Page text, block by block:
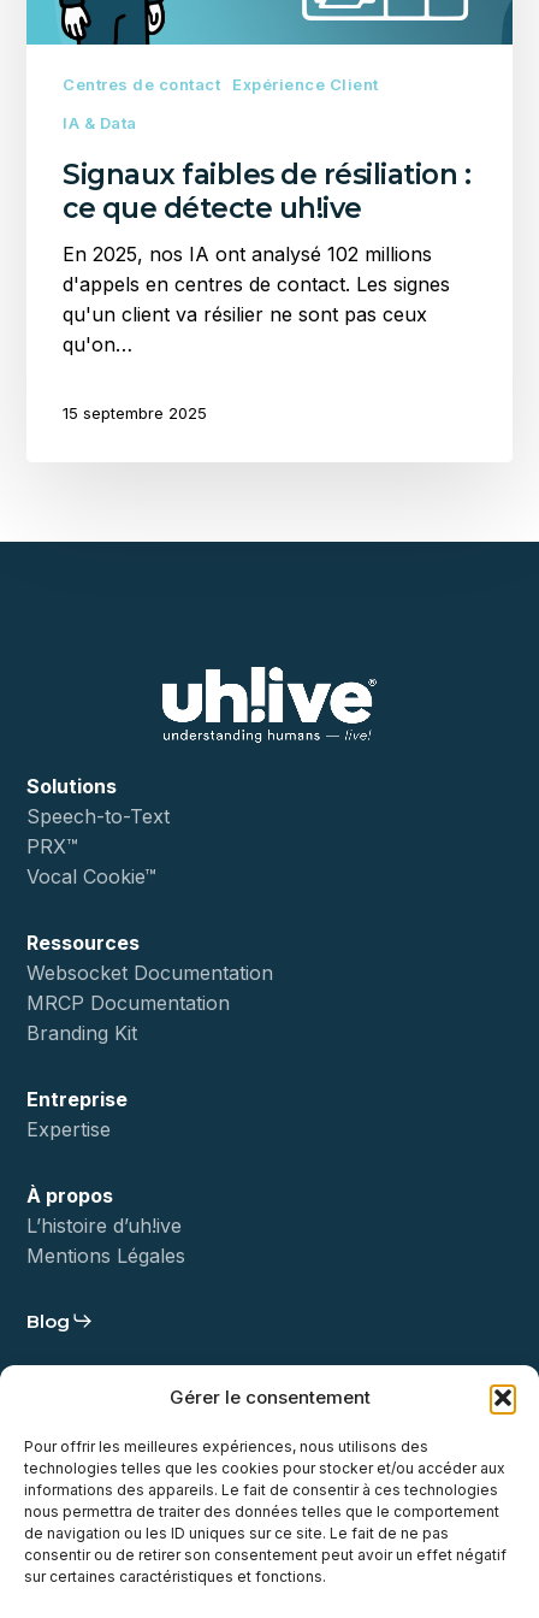
Gérer le consentement
Pour offrir les meilleures expériences, nous utilisons des
technologies telles que les cookies pour stocker et/ou accéder aux
informations des appareils. Le fait de consentir à ces technologies
nous permettra de traiter des données telles que le comportement
de navigation ou les ID uniques sur ce site. Le fait de ne pas
consentir ou de retirer son consentement peut avoir un effet négatif
sur certaines caractéristiques et fonctions.
uh!ive
Centres de contact
Expérience Client
IA & Data
Signaux faibles de résiliation :
ce que détecte uh!ive
En 2025, nos IA ont analysé 102 millions
d'appels en centres de contact. Les signes
qu'un client va résilier ne sont pas ceux
qu'on…
15 septembre 2025
Solutions
Speech-to-Text
PRX™
Vocal Cookie™
Ressources
Websocket Documentation
MRCP Documentation
Branding Kit
Entreprise
Expertise
À propos
L’histoire d’uh!ive
Mentions Légales
Blog
Contact